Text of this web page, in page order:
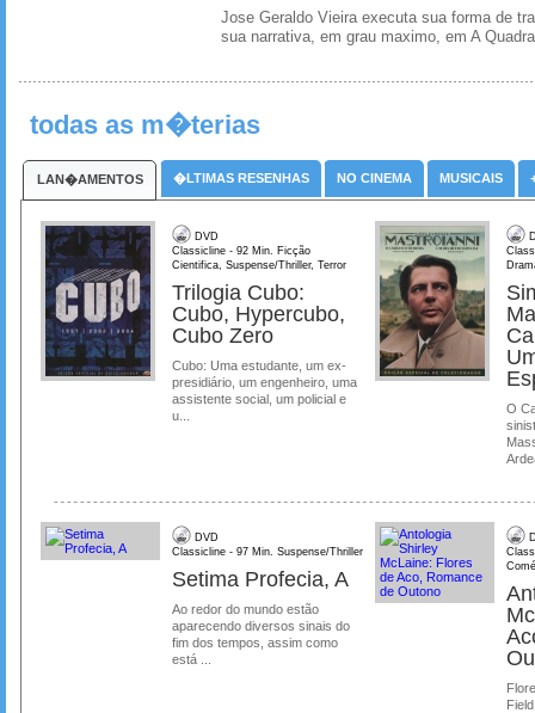
Jose Geraldo Vieira executa sua forma de
sua narrativa, em grau maximo, em A
todas as m�terias
LAN�AMENTOS �LTIMAS RESENHAS NO CINEMA MUSICAIS
DVD
Classicline - 92 Min. Ficção
Cientifica, Suspense/Thriller, Terror
Trilogia Cubo:
Cubo, Hypercubo,
Cubo Zero
Cubo: Uma estudante, um ex-
presidiário, um engenheiro, uma
assistente social, um policial e
u...
O
DVD
Classicline - 97 Min. Suspense/Thriller
Setima Profecia, A
Ao redor do mundo estão
aparecendo diversos sinais do
fim dos tempos, assim como
está ...